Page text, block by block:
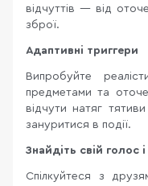
відчуттів — від
зброї.
Адаптивні триггери
Випробуйте
предметами та
відчути натяг
зануритися в події.
Знайдіть свій голос
Спілкуйтеся з